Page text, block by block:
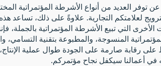
توفر العديد من أنواع الأشرطة المؤتمراتية
لعلامتكم التجارية. علاوةً على ذلك،
التي تبيع الأشرطة المؤتمراتية
المنسوجة، والمطبوعة بتقنية
رقابة صارمة على الجودة طوال عملية الإنتاج،
في أعمالنا سيكفل نجاح مؤتمركم.